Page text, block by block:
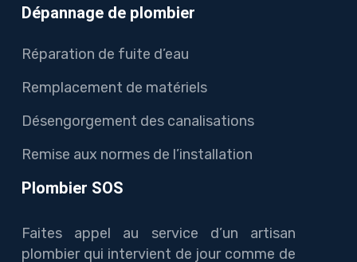
Dépannage de plombier
Réparation de fuite d’eau
Remplacement de matériels
Désengorgement des canalisations
Remise aux normes de l’installation
Plombier SOS
Faites appel au service d’un artisan
plombier qui intervient de jour comme de